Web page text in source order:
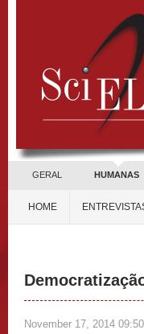
GERAL HUMANAS
HOME
November 17, 2014 09:50